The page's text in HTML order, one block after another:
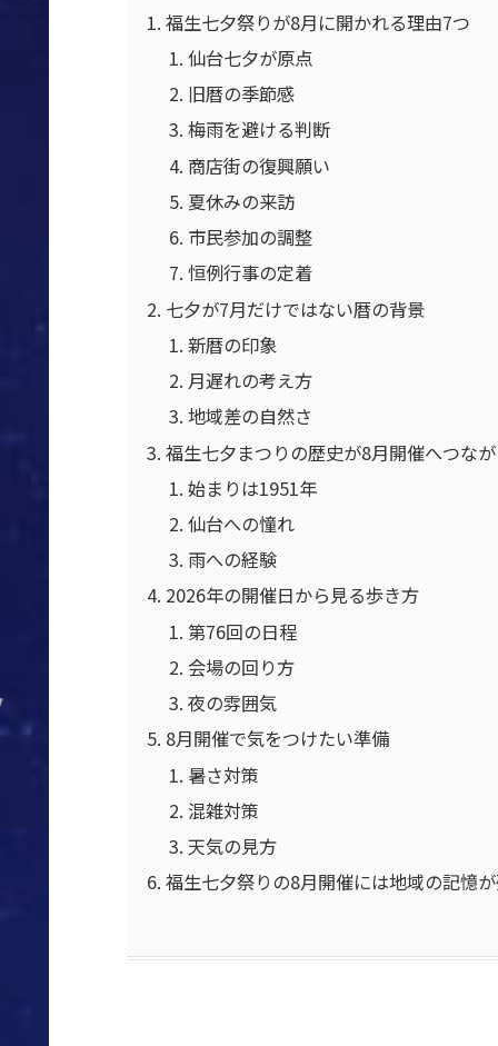
福生七夕祭りが8月に開かれる理由7つ
仙台七夕が原点
旧暦の季節感
梅雨を避ける判断
商店街の復興願い
夏休みの来訪
市民参加の調整
恒例行事の定着
七夕が7月だけではない暦の背景
新暦の印象
月遅れの考え方
地域差の自然さ
福生七夕まつりの歴史が8月開催へつな
始まりは1951年
仙台への憧れ
雨への経験
2026年の開催日から見る歩き方
第76回の日程
会場の回り方
夜の雰囲気
8月開催で気をつけたい準備
暑さ対策
混雑対策
天気の見方
福生七夕祭りの8月開催には地域の記憶